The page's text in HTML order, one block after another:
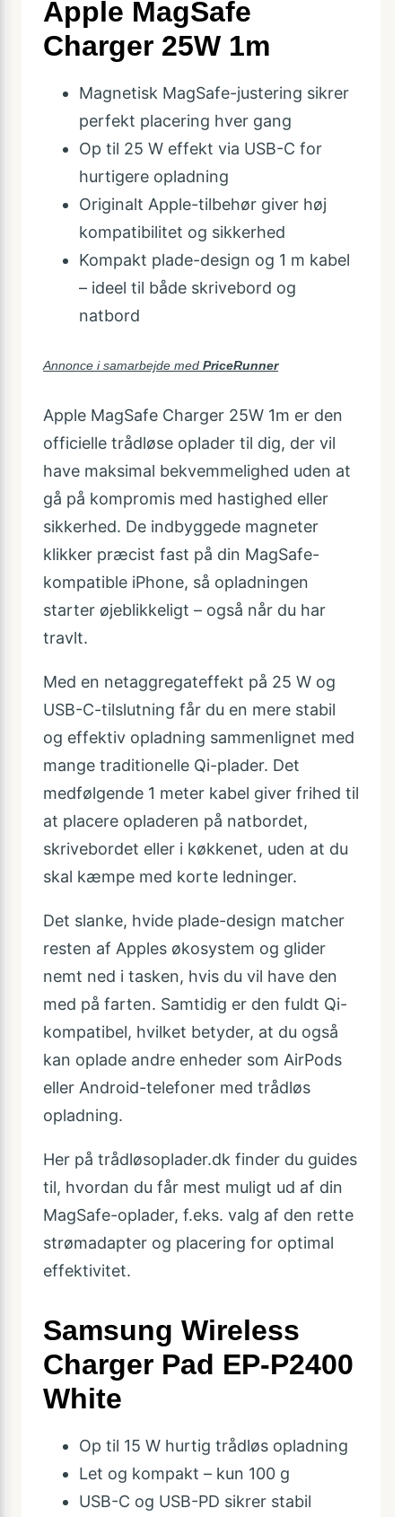
Apple MagSafe
Charger 25W 1m
Magnetisk MagSafe-justering sikrer
perfekt placering hver gang
Op til 25 W effekt via USB-C for
hurtigere opladning
Originalt Apple-tilbehør giver høj
kompatibilitet og sikkerhed
Kompakt plade-design og 1 m kabel
– ideel til både skrivebord og
natbord
Annonce i samarbejde med PriceRunner
Apple MagSafe Charger 25W 1m er den
officielle trådløse oplader til dig, der vil
have maksimal bekvemmelighed uden at
gå på kompromis med hastighed eller
sikkerhed. De indbyggede magneter
klikker præcist fast på din MagSafe-
kompatible iPhone, så opladningen
starter øjeblikkeligt – også når du har
travlt.
Med en netaggregateffekt på 25 W og
USB-C-tilslutning får du en mere stabil
og effektiv opladning sammenlignet med
mange traditionelle Qi-plader. Det
medfølgende 1 meter kabel giver frihed til
at placere opladeren på natbordet,
skrivebordet eller i køkkenet, uden at du
skal kæmpe med korte ledninger.
Det slanke, hvide plade-design matcher
resten af Apples økosystem og glider
nemt ned i tasken, hvis du vil have den
med på farten. Samtidig er den fuldt Qi-
kompatibel, hvilket betyder, at du også
kan oplade andre enheder som AirPods
eller Android-telefoner med trådløs
opladning.
Her på trådløsoplader.dk finder du guides
til, hvordan du får mest muligt ud af din
MagSafe-oplader, f.eks. valg af den rette
strømadapter og placering for optimal
effektivitet.
Samsung Wireless
Charger Pad EP-P2400
White
Op til 15 W hurtig trådløs opladning
Let og kompakt – kun 100 g
USB-C og USB-PD sikrer stabil